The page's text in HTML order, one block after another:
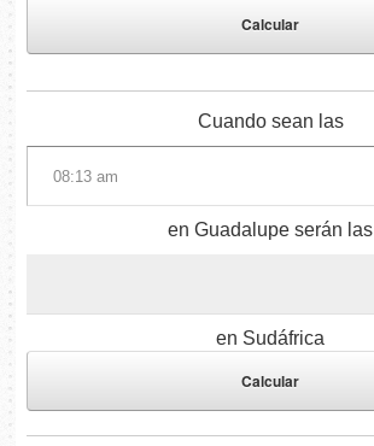
Cuando sean las
en Guadalupe serán las
en Sudáfrica